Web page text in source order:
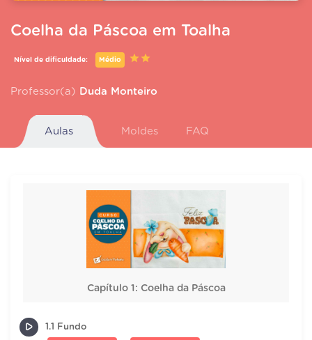
Coelha da Páscoa em Toalha
Nível de dificuldade: Médio
Professor(a) Duda Monteiro
Aulas Moldes FAQ
Capítulo 1: Coelha da Páscoa
1.1 Fundo